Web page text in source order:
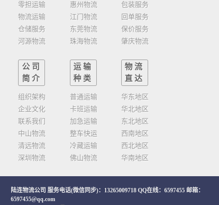
零担运输
物流运输
仓储服务
河源物流
惠州物流
江门物流
东莞物流
珠海物流
包装服务
回单服务
保价服务
肇庆物流
公司
简介
组织架构
企业文化
联系我们
中山物流
清远物流
深圳物流
运输
种类
普通运输
卡班运输
加急运输
整车快运
冷藏运输
佛山物流
物流
直达
华东地区
华北地区
东北地区
西南地区
西北地区
华南地区
陆连物流公司 服务电话(微信同步)：13265009718 QQ在线：6597455 邮箱：
6597455@qq.com